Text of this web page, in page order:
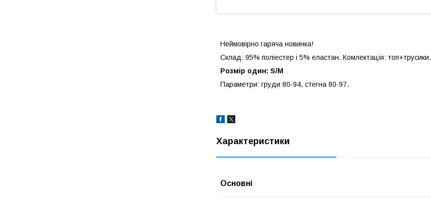
Неймовірно гаряча новинка!
Склад: 95% поліестер і 5% еластан. Комлектація: топ+трусики.
Розмір один: S/М
Параметри: груди 80-94, стегна 80-97.
Характеристики
Основні